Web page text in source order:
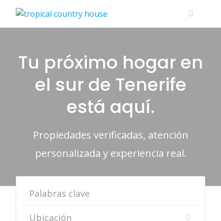
content
Tu próximo hogar en
el sur de Tenerife
está aquí.
Propiedades verificadas, atención
personalizada y experiencia real.